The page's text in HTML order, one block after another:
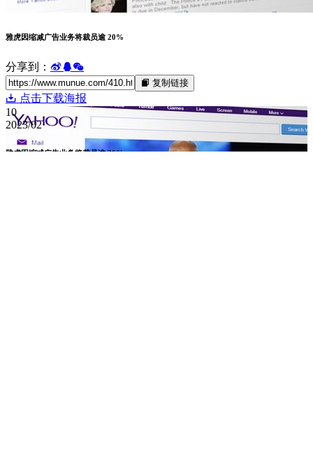
雅虎因缩减广告业务将裁员逾 20%
分享到：
复制链接
点击下载海报
10
2023/02
雅虎因缩减广告业务将裁员逾 20%